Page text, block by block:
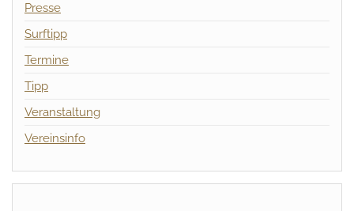
Presse
Surftipp
Termine
Tipp
Veranstaltung
Vereinsinfo